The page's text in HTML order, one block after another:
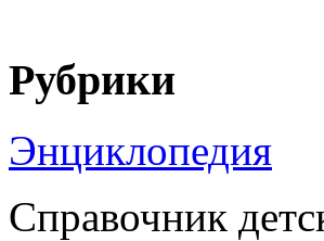
Рубрики
Энциклопедия
Справочник